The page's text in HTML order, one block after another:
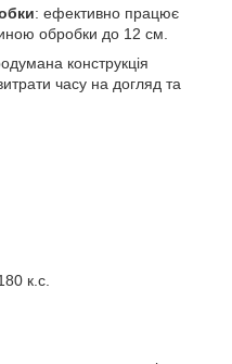
: ефективно працює
обробки до 12 см.
конструкція
часу на догляд та
к.с.